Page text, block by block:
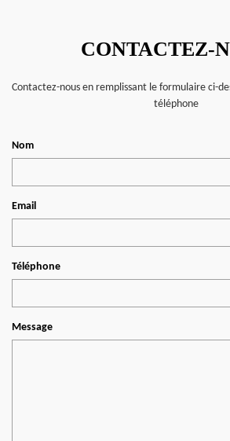
CONTACTEZ-
Contactez-nous en remplissant le formulaire ci-
téléphone
Nom
Email
Téléphone
Message